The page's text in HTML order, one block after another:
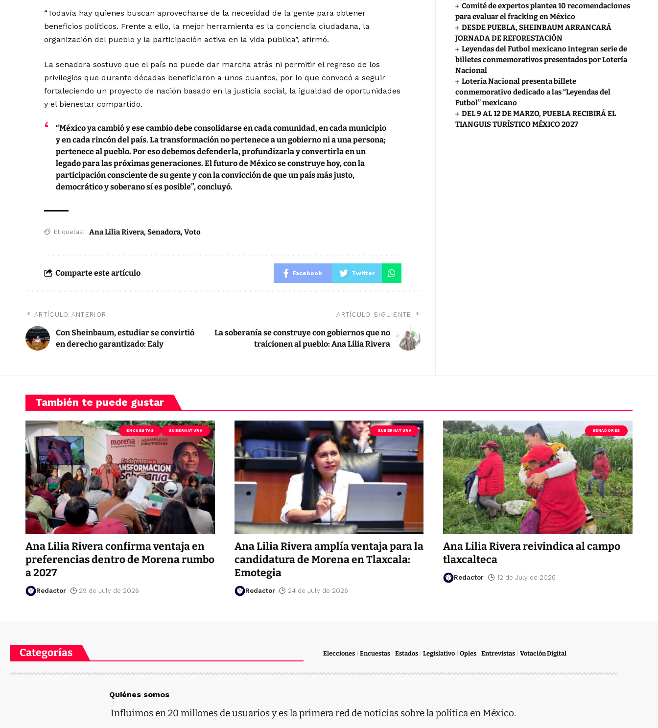
“Todavía hay quienes buscan aprovecharse de la necesidad de la gente para obtener
beneficios políticos. Frente a ello, la mejor herramienta es la conciencia ciudadana, la
organización del pueblo y la participación activa en la vida pública”, afirmó.
La senadora sostuvo que el país no puede dar marcha atrás ni permitir el regreso de los
privilegios que durante décadas beneficiaron a unos cuantos, por lo que convocó a seguir
fortaleciendo un proyecto de nación basado en la justicia social, la igualdad de oportunidades
y el bienestar compartido.
“México ya cambió y ese cambio debe consolidarse en cada comunidad, en cada municipio
y en cada rincón del país. La transformación no pertenece a un gobierno ni a una persona;
pertenece al pueblo. Por eso debemos defenderla, profundizarla y convertirla en un
legado para las próximas generaciones. El futuro de México se construye hoy, con la
participación consciente de su gente y con la convicción de que un país más justo,
democrático y soberano sí es posible”, concluyó.
Etiquetas: Ana Lilia Rivera,Senadora,Voto
Comparte este artículo Facebook Twitter
ARTÍCULO ANTERIOR
Con Sheinbaum, estudiar se convirtió
en derecho garantizado: Ealy
ARTÍCULO SIGUIENTE
La soberanía se construye con gobiernos que no
traicionen al pueblo: Ana Lilia Rivera
Comité de expertos plantea 10 recomendaciones
para evaluar el fracking en México
DESDE PUEBLA, SHEINBAUM ARRANCARÁ
JORNADA DE REFORESTACIÓN
Leyendas del Futbol mexicano integran serie de
billetes conmemorativos presentados por Lotería
Nacional
Lotería Nacional presenta billete
conmemorativo dedicado a las “Leyendas del
Futbol” mexicano
DEL 9 AL 12 DE MARZO, PUEBLA RECIBIRÁ EL
TIANGUIS TURÍSTICO MÉXICO 2027
También te puede gustar
ENCUESTAS GUBERNATURA
Ana Lilia Rivera confirma ventaja en
preferencias dentro de Morena rumbo
a 2027
Redactor 29 de July de 2026
GUBERNATURA
Ana Lilia Rivera amplía ventaja para la
candidatura de Morena en Tlaxcala:
Emotegia
Redactor 24 de July de 2026
SENADORES
Ana Lilia Rivera reivindica al campo
tlaxcalteca
Redactor 12 de July de 2026
Categorías Elecciones Encuestas Estados Legislativo Oples Entrevistas Votación Digital
Quiénes somos
Influimos en 20 millones de usuarios y es la primera red de noticias sobre la política en México.